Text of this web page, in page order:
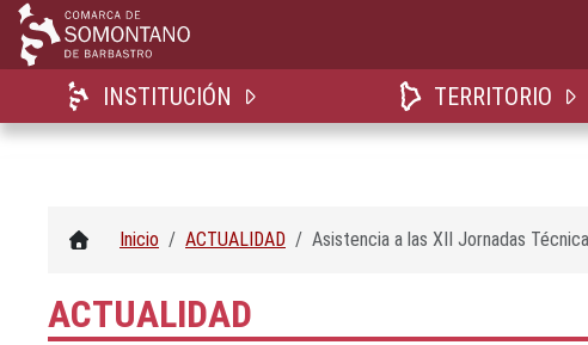
INSTITUCIÓN TERRITORIO
Inicio ACTUALIDAD Asistencia a las XII Jornadas
ACTUALIDAD